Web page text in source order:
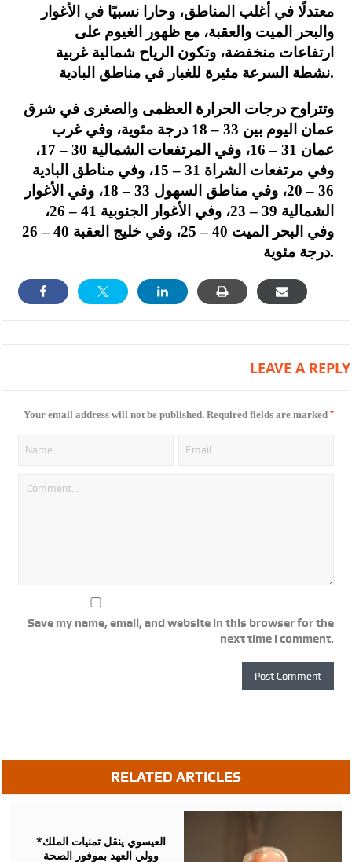
معتدلًا في أغلب المناطق، وحارا نسبيًا في الأغوار
والبحر الميت والعقبة، مع ظهور الغيوم على
ارتفاعات منخفضة، وتكون الرياح شمالية غربية
نشطة السرعة مثيرة للغبار في مناطق البادية.
وتتراوح درجات الحرارة العظمى والصغرى في شرق
عمان اليوم بين 33 – 18 درجة مئوية، وفي غرب
عمان 31 – 16، وفي المرتفعات الشمالية 30 – 17،
وفي مرتفعات الشراة 31 – 15، وفي مناطق البادية
36 – 20، وفي مناطق السهول 33 – 18، وفي الأغوار
الشمالية 39 – 23، وفي الأغوار الجنوبية 41 – 26،
وفي البحر الميت 40 – 25، وفي خليج العقبة 40 – 26
درجة مئوية.
LEAVE A REPLY
Your email address will not be published. Required fields are marked *
Save my name, email, and website in this browser for the
next time I comment.
RELATED ARTICLES
*العيسوي ينقل تمنيات الملك
وولي العهد بموفور الصحة